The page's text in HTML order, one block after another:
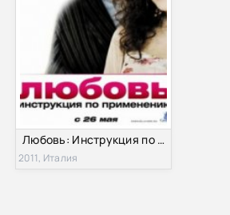
Любовь: Инструкция по применению (2011)
2011, Италия